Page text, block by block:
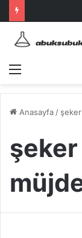
Menü
Anasayfa /
şeker